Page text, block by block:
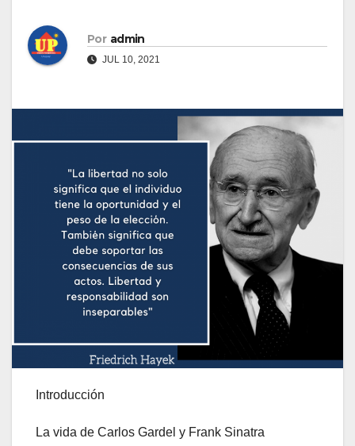
Por admin
JUL 10, 2021
Introducción
La vida de Carlos Gardel y Frank Sinatra